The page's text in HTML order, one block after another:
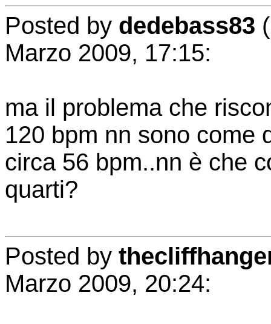
Posted by dedebass83
Marzo 2009, 17:15:
ma il problema che
120 bpm nn sono come
circa 56 bpm..nn è che
quarti?
Posted by
Marzo 2009, 20:24: